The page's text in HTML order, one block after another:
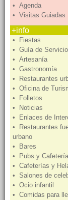
• Agenda
• Visitas Guiadas
+info
• Fiestas
• Guía de
• Artesanía
• Gastronomía
• Restaurantes
• Oficina de
• Folletos
• Noticias
• Enlaces de
• Restaurantes
urbano
• Bares
• Pubs y
• Cafeterías y
• Salones de
• Ocio infantil
• Comidas para